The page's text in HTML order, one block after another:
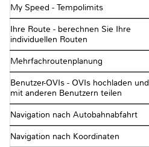
My Speed - Tempolimits
Ihre Route - berechnen Sie Ihre
individuellen Routen
Mehrfachroutenplanung
Benutzer-OVIs - OVIs hochladen und
mit anderen Benutzern teilen
Navigation nach Autobahnabfahrt
Navigation nach Koordinaten